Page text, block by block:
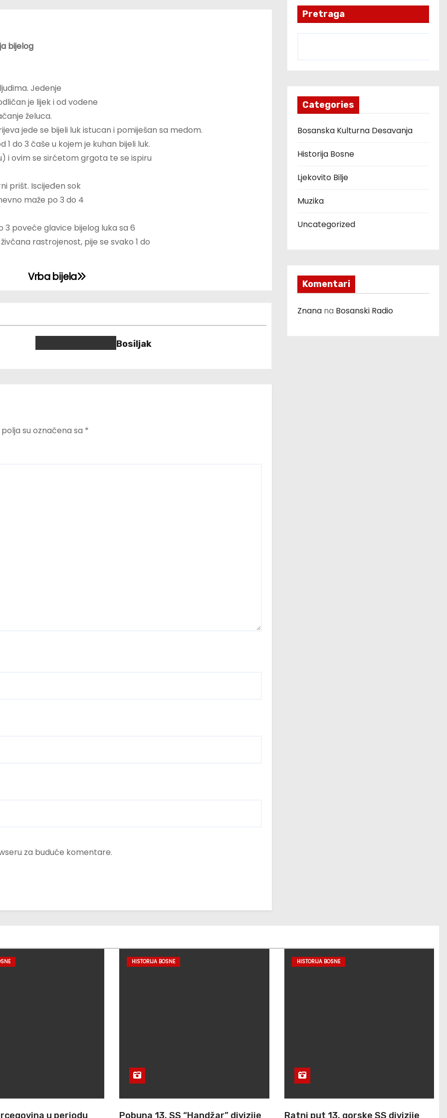
bijelog
Jedenje
je lijek i od vodene
želuca.
jede se bijeli luk istucan i pomiješan sa medom.
do 3 čaše u kojem je kuhan bijeli luk.
i ovim se sirćetom grgota te se ispiru
prišt. Iscijeđen sok
maže po 3 do 4
3 poveće glavice bijelog luka sa 6
rastrojenost, pije se svako 1 do
Vrba bijela
Bosiljak
su označena sa *
za buduće komentare.
Pretraga
Categories
Bosanska Kulturna Desavanja
Historija Bosne
Ljekovito Bilje
Muzika
Uncategorized
Komentari
Znana na Bosanski Radio
u periodu
HISTORIJA BOSNE
Pobuna 13. SS “Handžar” divizije
HISTORIJA BOSNE
Ratni put 13. gorske SS divizije